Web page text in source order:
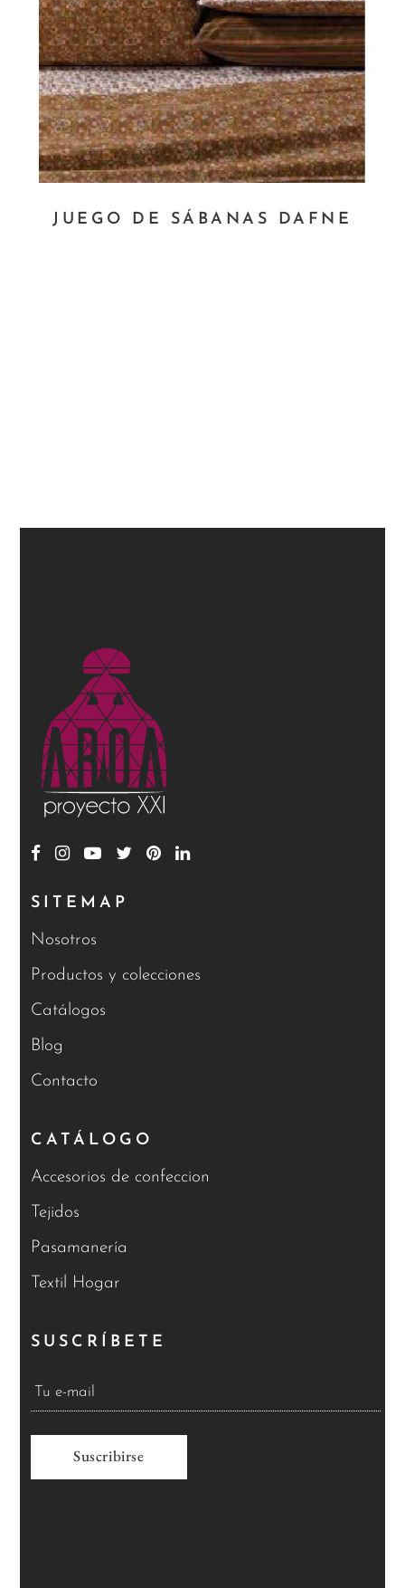
JUEGO DE SÁBANAS DAFNE
SITEMAP
Nosotros
Productos y colecciones
Catálogos
Blog
Contacto
CATÁLOGO
Accesorios de confeccion
Tejidos
Pasamanería
Textil Hogar
SUSCRÍBETE